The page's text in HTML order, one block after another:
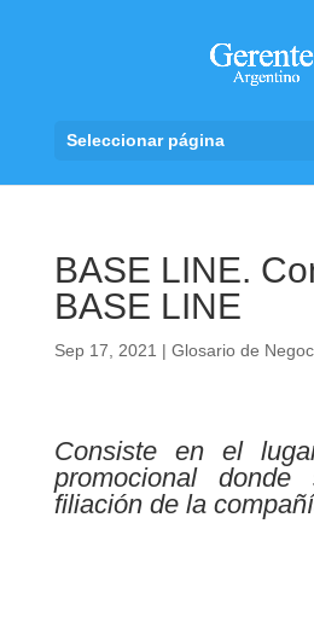
Seleccionar página
BASE LINE.
BASE LINE
Sep 17, 2021 | Glosario de
Consiste en el
promocional
filiación de la